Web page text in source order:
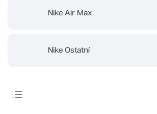
Nike Air Max
Nike Ostatní